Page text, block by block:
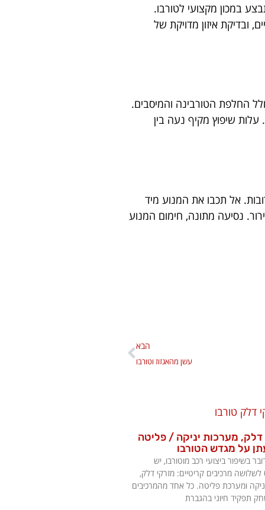
במכון מקצועי לטורבו.
ובדיקת איזון מדויקת של
החלפת הטורבינה והמיסבים.
שיפוץ מקיף נעה בין
מסנן אוויר כל 15,000 ק”מ ובדקו אותו לעתים קרובות. אל תכבו את המנוע מיד
נסיעה מתונה, חימום המנוע
הבא
עשן מהאגזוז וטורבו
דלק, מערכות יניקה / פליטה
על מגדש הטורבו
בשיפור ביצועי רכב מוטורבו, יש
לשלושה מרכיבים קריטיים: מזרקי דלק,
ומערכת פליטה. כל אחד מהמרכיבים
תפקיד חיוני בהגברת